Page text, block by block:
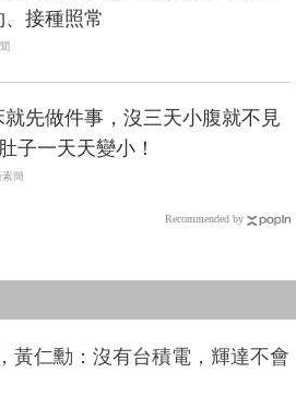
、接種照常
就先做件事，沒三天小腹就不見
子一天天變小！
素簡
Recommended by
黃仁勳：沒有台積電，輝達不會